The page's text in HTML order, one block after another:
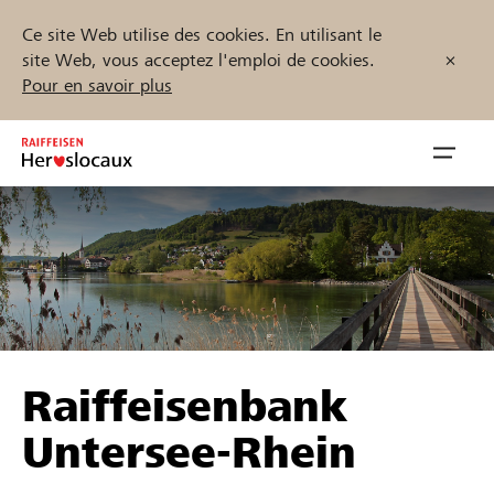
Ce site Web utilise des cookies. En utilisant le
site Web, vous acceptez l'emploi de cookies.
Pour en savoir plus
Inhalt
springen
öffnen
Parrainer
Soutien & assistance
Trouvez des projets et des organisations
Démarrez maintenant
Raiffeisenbank
Untersee-Rhein